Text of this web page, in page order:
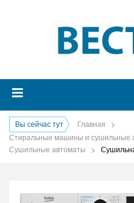
Вы сейчас тут
Главная
Стиральные машины и сушильные
Сушильные автоматы